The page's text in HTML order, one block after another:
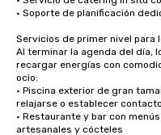
• Soporte de planificación
Servicios de primer nivel para
Al terminar la agenda del día,
recargar energías con
ocio:
• Piscina exterior de gran
relajarse o establecer
• Restaurante y bar con
artesanales y cócteles